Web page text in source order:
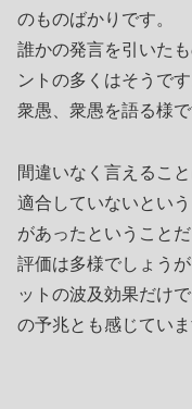
のものばかりです。
誰かの発言を引いた
ントの多くはそうです
衆愚、衆愚を語る様で
間違いなく言えるこ
適合していないとい
があったということだ
評価は多様でしょう
ットの波及効果だけ
の予兆とも感じていま